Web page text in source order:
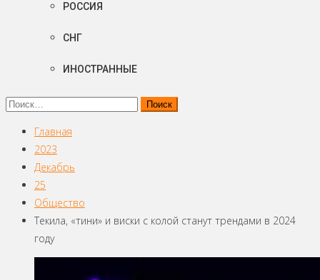
РОССИЯ
СНГ
ИНОСТРАННЫЕ
Найти:
Главная
2023
Декабрь
25
Общество
Текила, «тини» и виски с колой станут трендами в 2024
году